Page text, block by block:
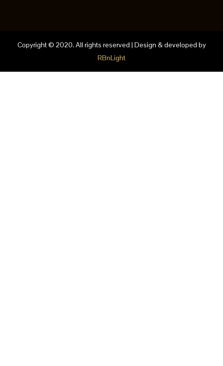
Copyright © 2020. All rights reserved | Design & developed by
RBnLight